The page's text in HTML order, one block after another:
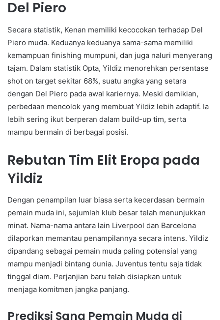
Del Piero
Secara statistik, Kenan memiliki kecocokan terhadap Del
Piero muda. Keduanya keduanya sama-sama memiliki
kemampuan finishing mumpuni, dan juga naluri menyerang
tajam. Dalam statistik Opta, Yildiz menorehkan persentase
shot on target sekitar 68%, suatu angka yang setara
dengan Del Piero pada awal kariernya. Meski demikian,
perbedaan mencolok yang membuat Yildiz lebih adaptif. Ia
lebih sering ikut berperan dalam build-up tim, serta
mampu bermain di berbagai posisi.
Rebutan Tim Elit Eropa pada
Yildiz
Dengan penampilan luar biasa serta kecerdasan bermain
pemain muda ini, sejumlah klub besar telah menunjukkan
minat. Nama-nama antara lain Liverpool dan Barcelona
dilaporkan memantau penampilannya secara intens. Yildiz
dipandang sebagai pemain muda paling potensial yang
mampu menjadi bintang dunia. Juventus tentu saja tidak
tinggal diam. Perjanjian baru telah disiapkan untuk
menjaga komitmen jangka panjang.
Prediksi Sang Pemain Muda di